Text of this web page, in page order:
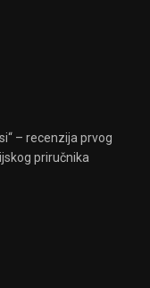
– recenzija prvog
priručnika